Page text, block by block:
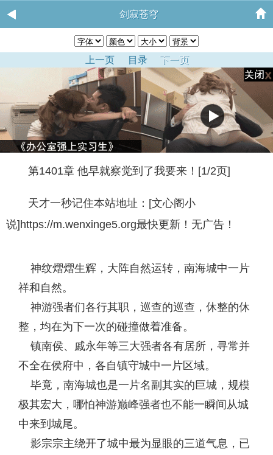
剑寂苍穹
上一页 目录 下一页
第1401章 他早就察觉到了我要来！[1/2页]
天才一秒记住本站地址：[文心阁小
说]https://m.wenxinge5.org最快更新！无广告！
神纹熠熠生辉，大阵自然运转，南海城中一片
祥和自然。
神游强者们各行其职，巡查的巡查，休整的休
整，均在为下一次的碰撞做着准备。
镇南侯、戚永年等三大强者各有居所，寻常并
不全在侯府中，各自镇守城中一片区域。
毕竟，南海城也是一片名副其实的巨城，规模
极其宏大，哪怕神游巅峰强者也不能一瞬间从城
中来到城尾。
影宗宗主绕开了城中最为显眼的三道气息，已